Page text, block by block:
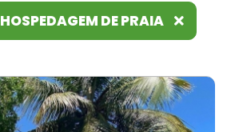
HOSPEDAGEM DE PRAIA